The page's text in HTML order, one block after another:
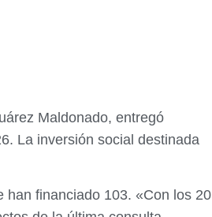
Maldonado, entregó
La inversión social destinada
han financiado 103. «Con los 20